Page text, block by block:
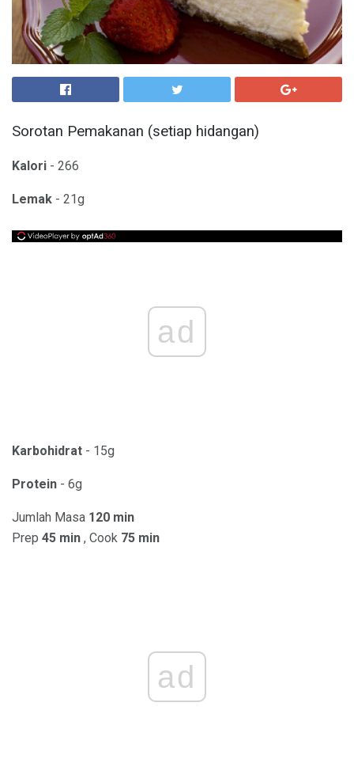
Sorotan Pemakanan (setiap hidangan)
Kalori - 266
Lemak - 21g
ad
Karbohidrat - 15g
Protein - 6g
Jumlah Masa 120 min
Prep 45 min , Cook 75 min
ad